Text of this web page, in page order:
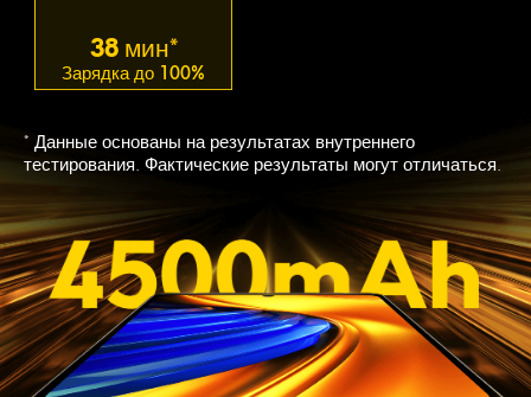
38 мин*
Зарядка до 100%
* Данные основаны на результатах внутреннего
тестирования. Фактические результаты могут отличаться.